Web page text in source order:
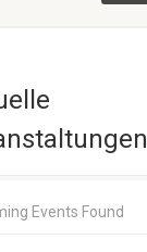
Events Found